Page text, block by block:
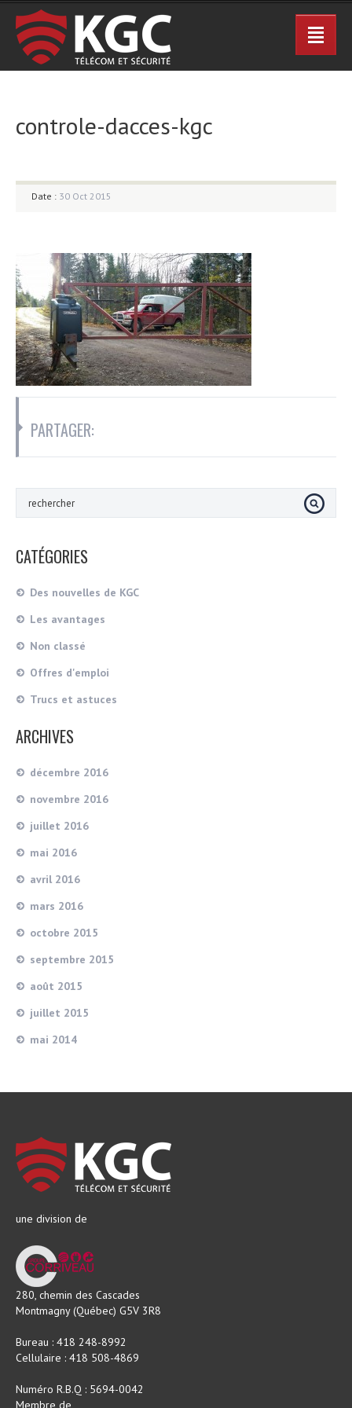
controle-dacces-kgc
Date : 30 Oct 2015
PARTAGER:
CATÉGORIES
Des nouvelles de KGC
Les avantages
Non classé
Offres d'emploi
Trucs et astuces
ARCHIVES
décembre 2016
novembre 2016
juillet 2016
mai 2016
avril 2016
mars 2016
octobre 2015
septembre 2015
août 2015
juillet 2015
mai 2014
une division de
280, chemin des Cascades
Montmagny (Québec) G5V 3R8
Bureau : 418 248-8992
Cellulaire : 418 508-4869
Numéro R.B.Q : 5694-0042
Membre de